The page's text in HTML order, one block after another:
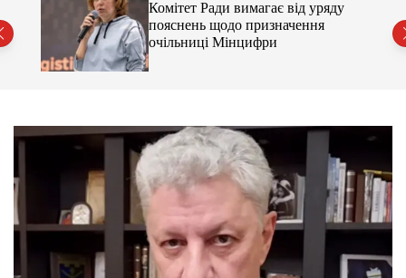
у
к
о
о
о
р
е
ж
и
Комітет Ради вимагає від уряду
пояснень щодо призначення
очільниці Мінцифри